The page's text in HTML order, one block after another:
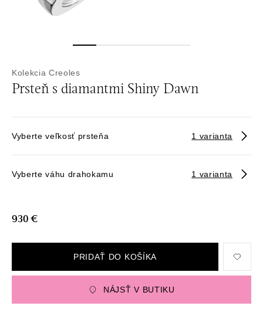
Kolekcia Creoles
Prsteň s diamantmi Shiny Dawn
Vyberte veľkosť prsteňa 1 varianta
Vyberte váhu drahokamu 1 varianta
930 €
PRIDAŤ DO KOŠÍKA
NÁJSŤ V BUTIKU